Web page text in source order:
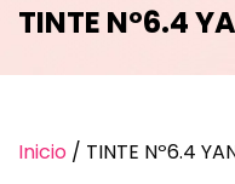
TINTE Nº6.4
Inicio / TINTE Nº6.4